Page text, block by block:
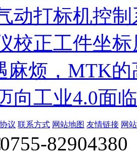
动打标机控制
校正工件坐标
麻烦，MTK的
向工业4.0面
议 联系方式 网站地图 友情链接 网